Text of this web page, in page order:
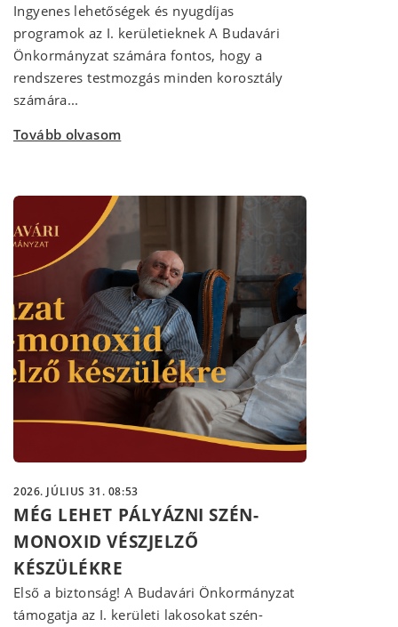
Ingyenes lehetőségek és nyugdíjas
programok az I. kerületieknek A Budavári
Önkormányzat számára fontos, hogy a
rendszeres testmozgás minden korosztály
számára...
Tovább olvasom
2026. JÚLIUS 31. 08:53
MÉG LEHET PÁLYÁZNI SZÉN-
MONOXID VÉSZJELZŐ
KÉSZÜLÉKRE
Első a biztonság! A Budavári Önkormányzat
támogatja az I. kerületi lakosokat szén-